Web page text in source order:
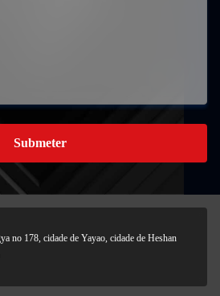
Submeter
no 178, cidade de Yayao, cidade de Heshan